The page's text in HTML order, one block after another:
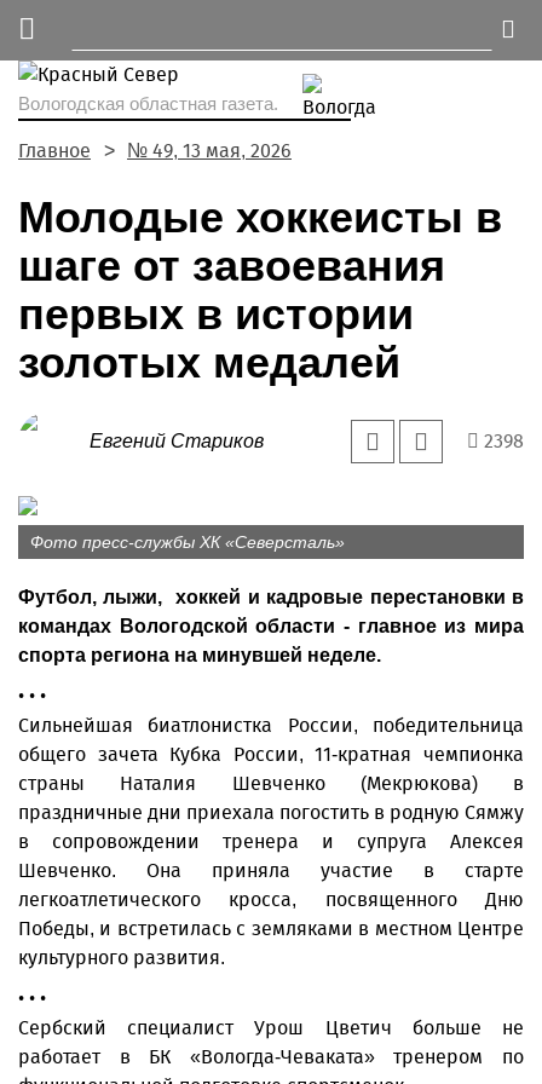
Вологодская областная газета.
Главное № 49, 13 мая, 2026
Молодые хоккеисты в
шаге от завоевания
первых в истории
золотых медалей
Евгений Стариков 2398
Фото пресс-службы ХК «Северсталь»
Футбол, лыжи, хоккей и кадровые перестановки в
командах Вологодской области - главное из мира
спорта региона на минувшей неделе.
• • •
Сильнейшая биатлонистка России, победительница
общего зачета Кубка России, 11-кратная чемпионка
страны Наталия Шевченко (Мекрюкова) в
праздничные дни приехала погостить в родную Сямжу
в сопровож­дении тренера и супруга Алексея
Шевченко. Она приняла участие в старте
легкоатлетического кросса, посвященного Дню
Победы, и встретилась с земляками в местном Центре
культурного развития.
• • •
Сербский специалист Урош Цветич больше не
работает в БК «Вологда-Чеваката» тренером по